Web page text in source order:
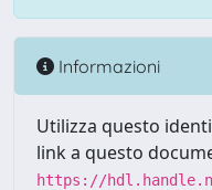
Informazioni
Utilizza questo
link a questo
https://